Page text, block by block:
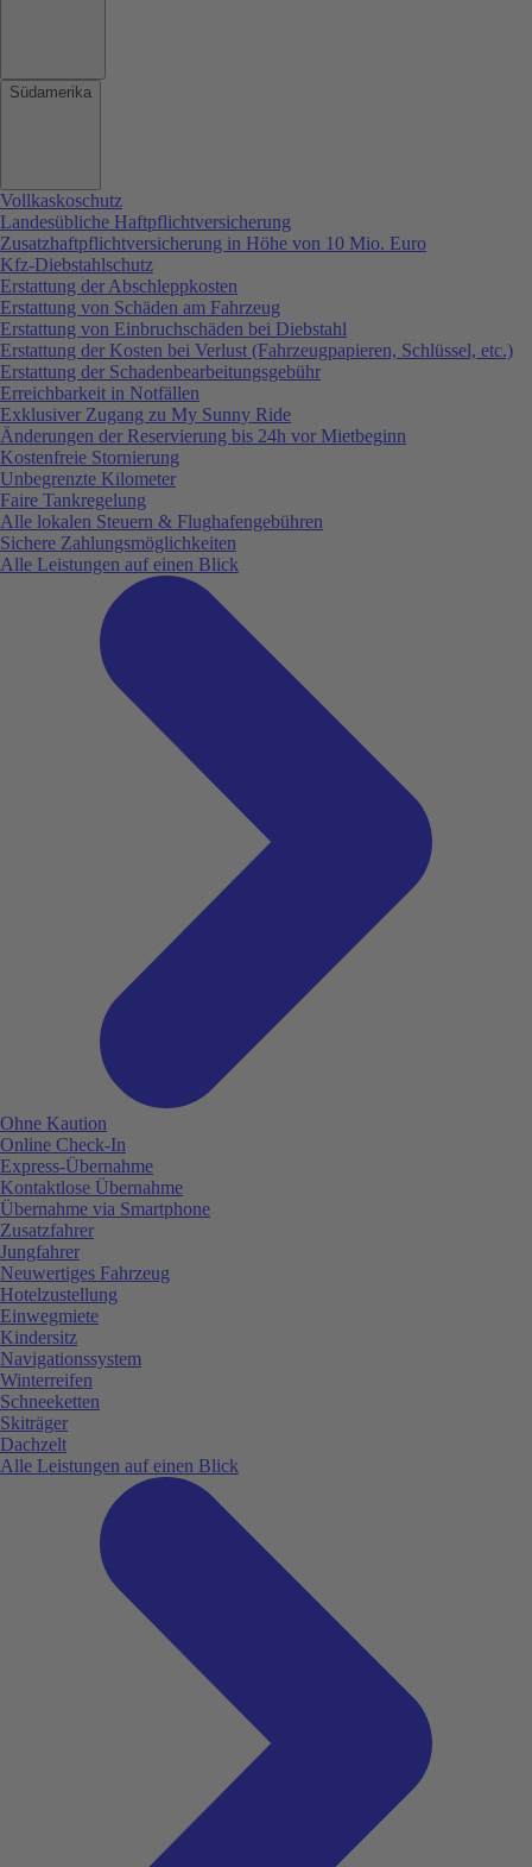
Südamerika
Vollkaskoschutz
Landesübliche Haftpflichtversicherung
Zusatzhaftpflichtversicherung in Höhe von 10 Mio. Euro
Kfz-Diebstahlschutz
Erstattung der Abschleppkosten
Erstattung von Schäden am Fahrzeug
Erstattung von Einbruchschäden bei Diebstahl
Erstattung der Kosten bei Verlust (Fahrzeugpapieren, Schlüssel, etc.)
Erstattung der Schadenbearbeitungsgebühr
Erreichbarkeit in Notfällen
Exklusiver Zugang zu My Sunny Ride
Änderungen der Reservierung bis 24h vor Mietbeginn
Kostenfreie Stornierung
Unbegrenzte Kilometer
Faire Tankregelung
Alle lokalen Steuern & Flughafengebühren
Sichere Zahlungsmöglichkeiten
Alle Leistungen auf einen Blick
Ohne Kaution
Online Check-In
Express-Übernahme
Kontaktlose Übernahme
Übernahme via Smartphone
Zusatzfahrer
Jungfahrer
Neuwertiges Fahrzeug
Hotelzustellung
Einwegmiete
Kindersitz
Navigationssystem
Winterreifen
Schneeketten
Skiträger
Dachzelt
Alle Leistungen auf einen Blick